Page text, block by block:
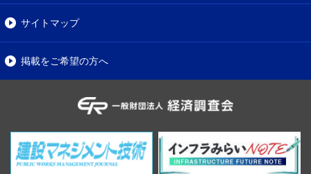
サイトマップ
掲載をご希望の方へ